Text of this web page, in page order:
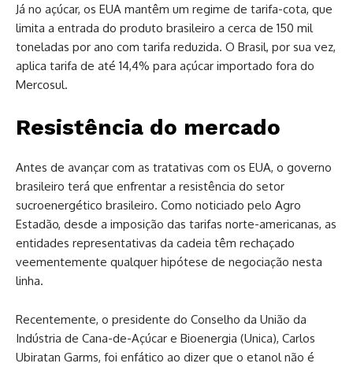
Já no açúcar, os EUA mantêm um regime de tarifa-cota, que
limita a entrada do produto brasileiro a cerca de 150 mil
toneladas por ano com tarifa reduzida. O Brasil, por sua vez,
aplica tarifa de até 14,4% para açúcar importado fora do
Mercosul.
Resistência do mercado
Antes de avançar com as tratativas com os EUA, o governo
brasileiro terá que enfrentar a resistência do setor
sucroenergético brasileiro. Como noticiado pelo Agro
Estadão, desde a imposição das tarifas norte-americanas, as
entidades representativas da cadeia têm rechaçado
veementemente qualquer hipótese de negociação nesta
linha.
Recentemente, o presidente do Conselho da União da
Indústria de Cana-de-Açúcar e Bioenergia (Unica), Carlos
Ubiratan Garms, foi enfático ao dizer que o etanol não é